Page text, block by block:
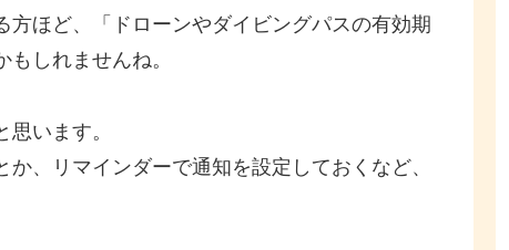
ほど、「ドローンやダイビングパスの有効期
しれませんね。
います。
、リマインダーで通知を設定しておくなど、